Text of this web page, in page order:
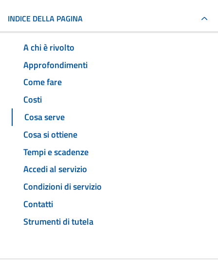
INDICE DELLA PAGINA
A chi è rivolto
Approfondimenti
Come fare
Costi
Cosa serve
Cosa si ottiene
Tempi e scadenze
Accedi al servizio
Condizioni di servizio
Contatti
Strumenti di tutela